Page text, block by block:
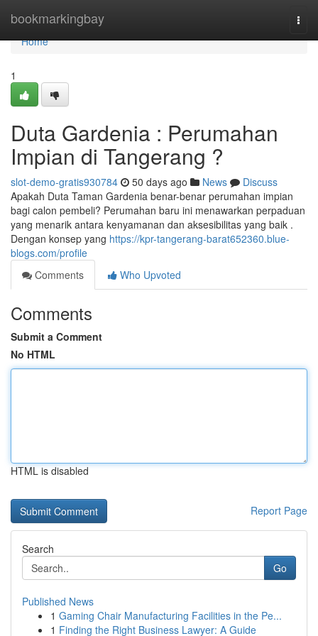
bookmarkingbay
Home
Home
1
Duta Gardenia : Perumahan
Impian di Tangerang ?
slot-demo-gratis930784 50 days ago News
Discuss
Apakah Duta Taman Gardenia benar-benar perumahan impian
bagi calon pembeli? Perumahan baru ini menawarkan perpaduan
yang menarik antara kenyamanan dan aksesibilitas yang baik .
Dengan konsep yang https://kpr-tangerang-barat652360.blue-
blogs.com/profile
Comments
Who Upvoted
Comments
Submit a Comment
No HTML
HTML is disabled
Report Page
Search
Go
Published News
1 Gaming Chair Manufacturing Facilities in the Pe...
1 Finding the Right Business Lawyer: A Guide